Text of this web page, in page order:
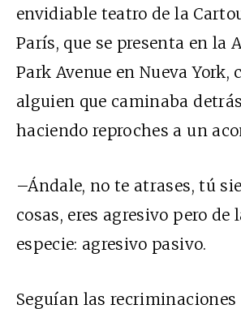
envidiable teatro de la
París, que se presenta en la
Park Avenue en Nueva York,
alguien que caminaba
haciendo reproches a un
–Ándale, no te atrases, tú
cosas, eres agresivo pero de
especie: agresivo pasivo.
Seguían las